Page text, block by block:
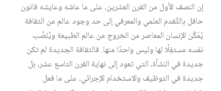
إن النصف الأول من القرن العشرين، على ما عاشه وعايشه فانون
حافل بالتَّقدم العلمي والمعرفي إلى حد وجود عالم من الثقافة
يُمَكّن الإنسان المعاصر من الخروج من عالم الطبيعة ويُنَصِّب
نفسه مستغِلًا لها وليس واحدًا منها. فالثقافة الجديدة لم تكن
جديدة في النشأة، التي تعود إلى نهاية القرن التاسع عشر، بل
جديدة في التوظيف والاستخدام الإجرائي، على ما فعل